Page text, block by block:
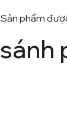
Sản phẩm